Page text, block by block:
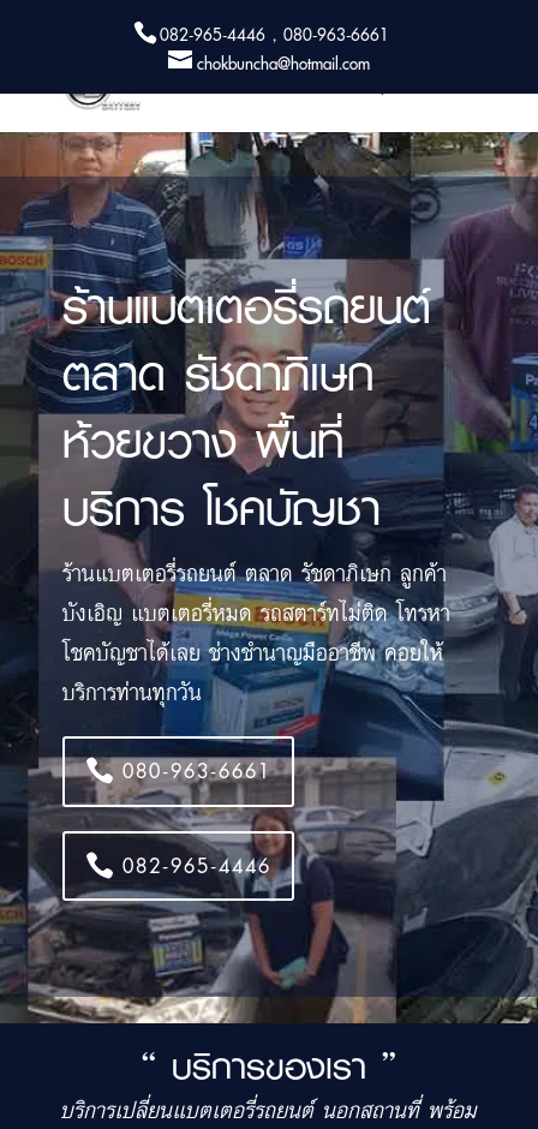
082-965-4446 , 080-963-6661
chokbuncha@hotmail.com
ร้านแบตเตอรี่รถยนต์
ตลาด รัชดาภิเษก
ห้วยขวาง พื้นที่
บริการ โชคบัญชา
ร้านแบตเตอรี่รถยนต์ ตลาด รัชดาภิเษก ลูกค้า
บังเอิญ แบตเตอรี่หมด รถสตาร์ทไม่ติด โทรหา
โชคบัญชาได้เลย ช่างชำนาญมืออาชีพ คอยให้
บริการท่านทุกวัน
080-963-6661
082-965-4446
“ บริการของเรา ”
บริการเปลี่ยนแบตเตอรี่รถยนต์ นอกสถานที่ พร้อม